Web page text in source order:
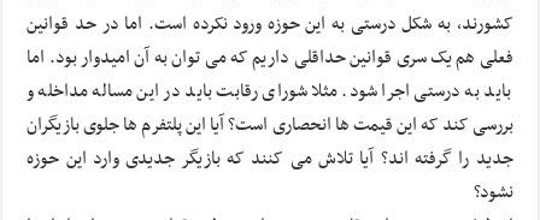
کشورند، به شکل درستی به این حوزه ورود نکرده است. اما در حد قوانین
فعلی هم یک سری قوانین حداقلی داریم که می توان به آن امیدوار بود. اما
باید به درستی اجرا شود. مثلا شورای رقابت باید در این مساله مداخله و
بررسی کند که این قیمت ها انحصاری است؟ آیا این پلتفرم ها جلوی بازیگران
جدید را گرفته اند؟ آیا تلاش می کنند که بازیگر جدیدی وارد این حوزه
نشود؟